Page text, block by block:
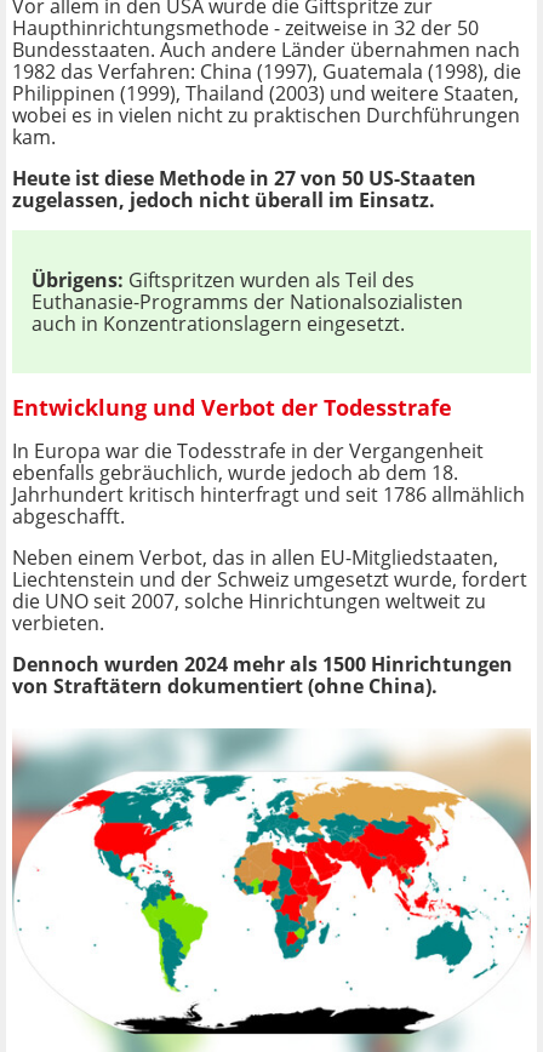
Vor allem in den USA wurde die Giftspritze zur
Haupthinrichtungsmethode - zeitweise in 32 der 50
Bundesstaaten. Auch andere Länder übernahmen nach
1982 das Verfahren: China (1997), Guatemala (1998), die
Philippinen (1999), Thailand (2003) und weitere Staaten,
wobei es in vielen nicht zu praktischen Durchführungen
kam.
Heute ist diese Methode in 27 von 50 US-Staaten
zugelassen, jedoch nicht überall im Einsatz.
Übrigens: Giftspritzen wurden als Teil des
Euthanasie-Programms der Nationalsozialisten
auch in Konzentrationslagern eingesetzt.
Entwicklung und Verbot der Todesstrafe
In Europa war die Todesstrafe in der Vergangenheit
ebenfalls gebräuchlich, wurde jedoch ab dem 18.
Jahrhundert kritisch hinterfragt und seit 1786 allmählich
abgeschafft.
Neben einem Verbot, das in allen EU-Mitgliedstaaten,
Liechtenstein und der Schweiz umgesetzt wurde, fordert
die UNO seit 2007, solche Hinrichtungen weltweit zu
verbieten.
Dennoch wurden 2024 mehr als 1500 Hinrichtungen
von Straftätern dokumentiert (ohne China).